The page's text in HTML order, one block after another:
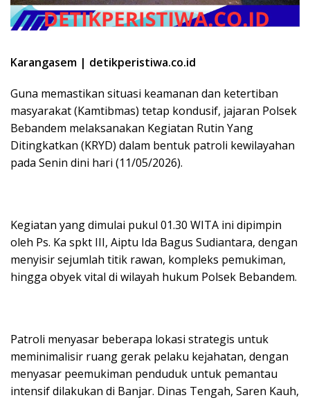
Karangasem | detikperistiwa.co.id
​Guna memastikan situasi keamanan dan ketertiban
masyarakat (Kamtibmas) tetap kondusif, jajaran Polsek
Bebandem melaksanakan Kegiatan Rutin Yang
Ditingkatkan (KRYD) dalam bentuk patroli kewilayahan
pada Senin dini hari (11/05/2026).
​Kegiatan yang dimulai pukul 01.30 WITA ini dipimpin
oleh Ps. Ka spkt III, Aiptu Ida Bagus Sudiantara, dengan
menyisir sejumlah titik rawan, kompleks pemukiman,
hingga obyek vital di wilayah hukum Polsek Bebandem.
​Patroli menyasar beberapa lokasi strategis untuk
meminimalisir ruang gerak pelaku kejahatan, dengan
menyasar peemukiman penduduk untuk pemantau
intensif dilakukan di Banjar. Dinas Tengah, Saren Kauh,